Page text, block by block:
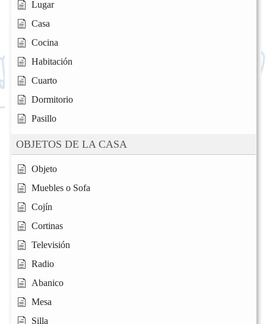
Lugar
Casa
Cocina
Habitación
Cuarto
Dormitorio
Pasillo
OBJETOS DE LA CASA
Objeto
Muebles o Sofa
Cojín
Cortinas
Televisión
Radio
Abanico
Mesa
Silla